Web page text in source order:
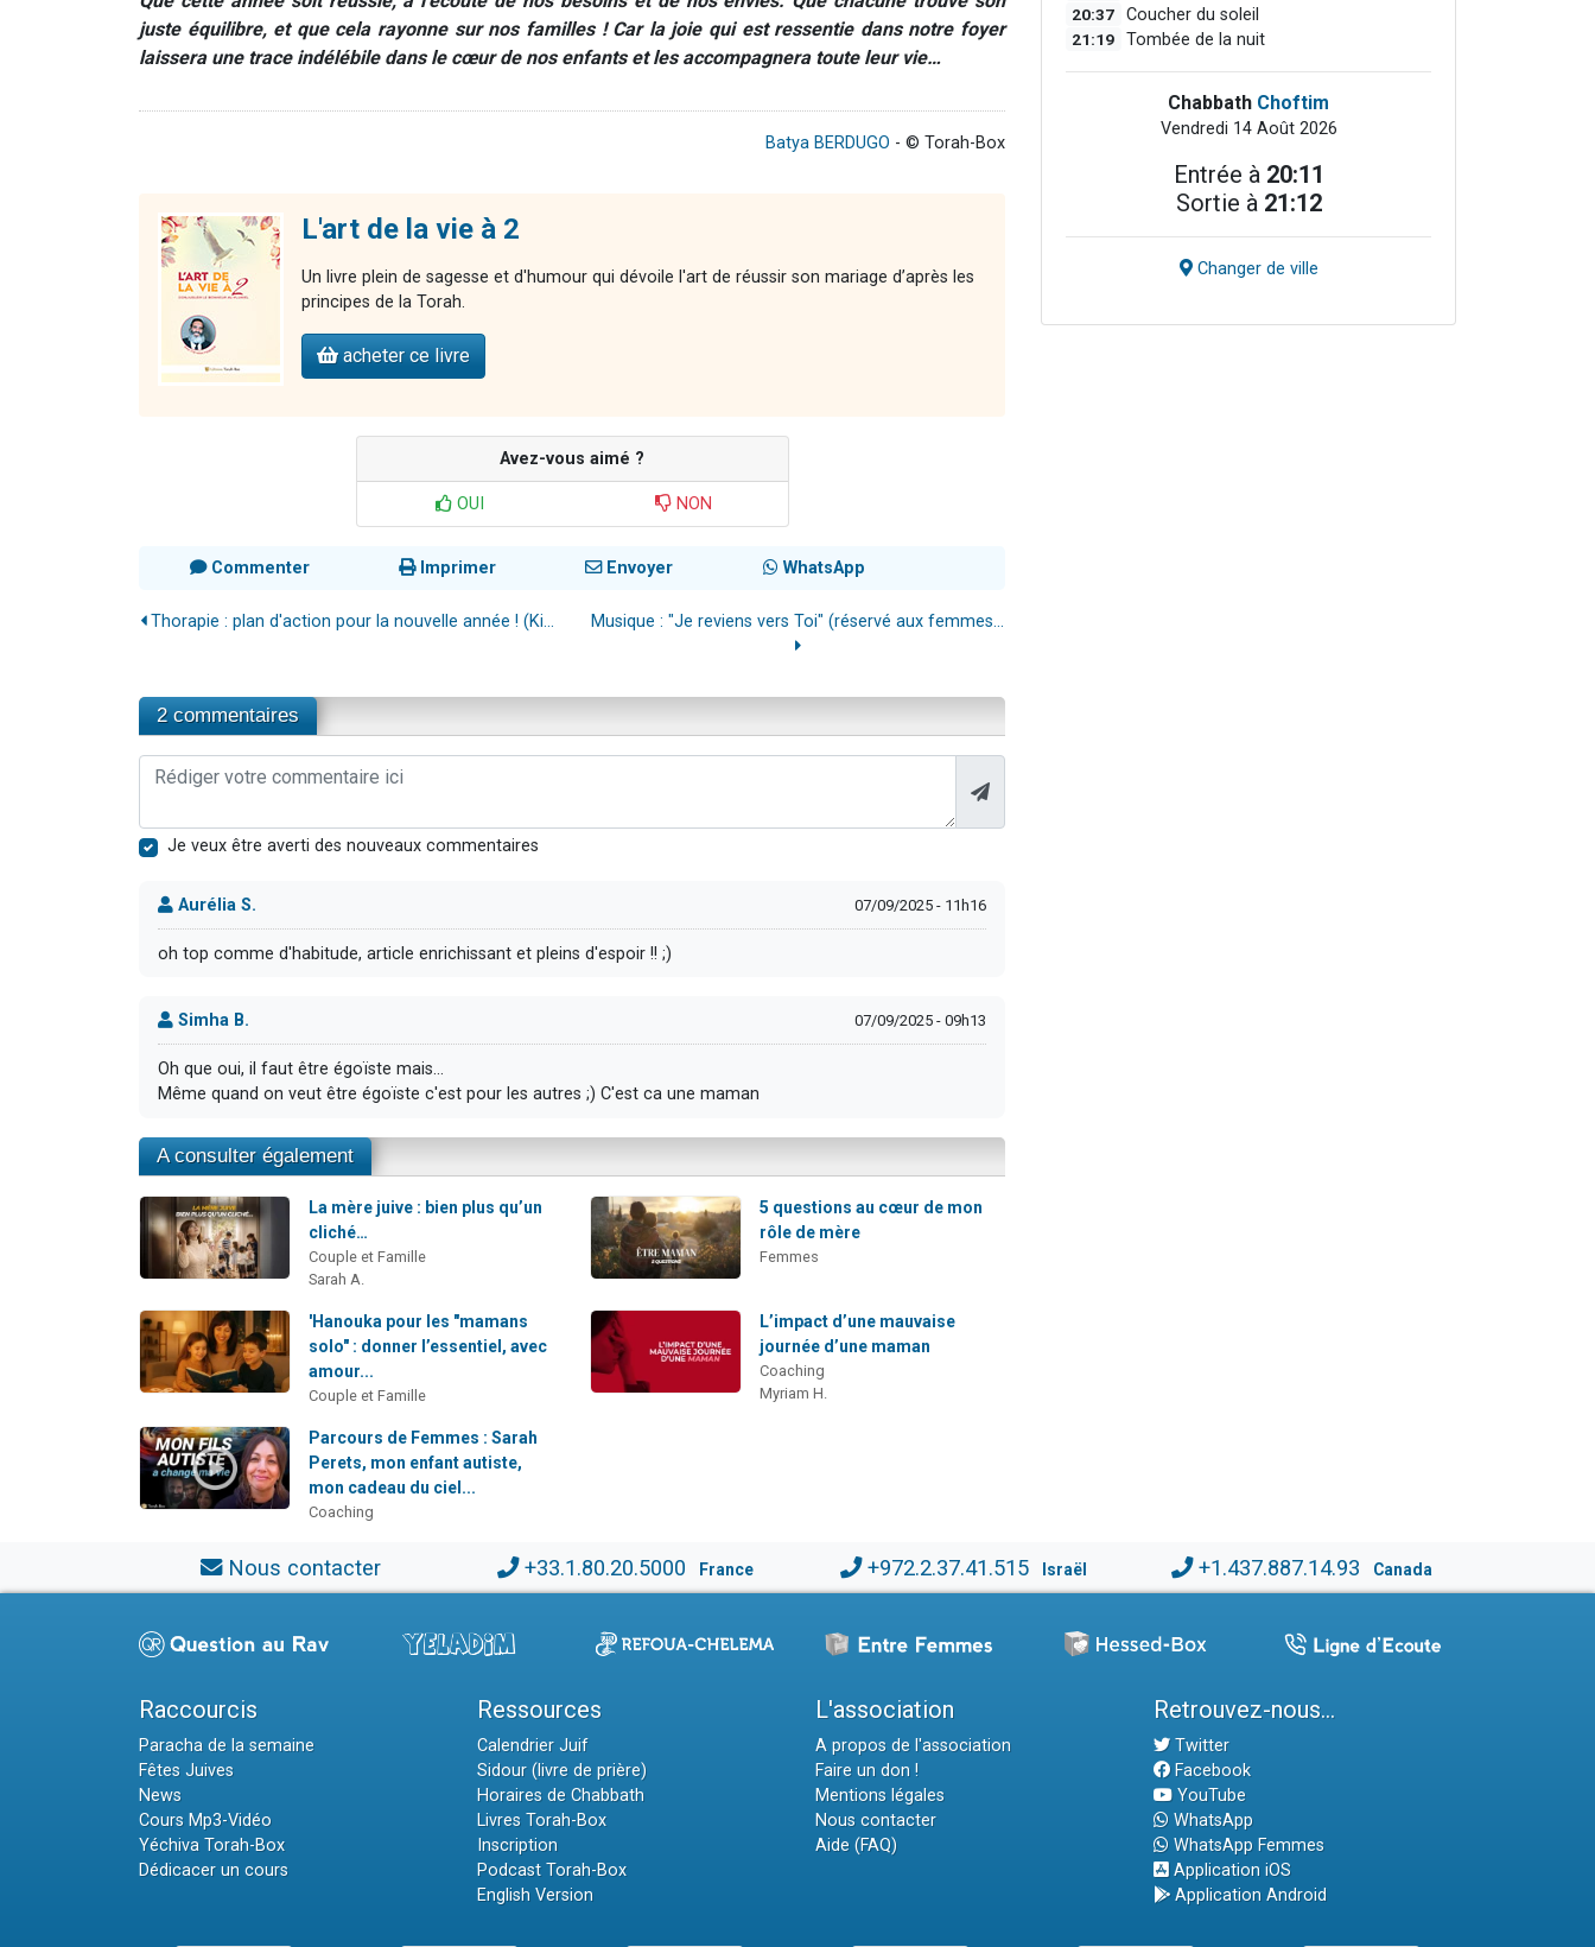
juste équilibre, et que cela rayonne sur nos familles ! Car la joie qui est ressentie dans notre foyer
laissera une trace indélébile dans le cœur de nos enfants et les accompagnera toute leur vie…
Batya BERDUGO - © Torah-Box
L'art de la vie à 2
Un livre plein de sagesse et d'humour qui dévoile l'art de réussir son mariage d’après les
principes de la Torah.
acheter ce livre
Avez-vous aimé ?
OUI NON
Commenter Imprimer Envoyer WhatsApp
Thorapie : plan d'action pour la nouvelle année ! (Ki... Musique : "Je reviens vers Toi" (réservé aux femmes...
2 commentaires
Je veux être averti des nouveaux commentaires
Aurélia S. 07/09/2025 - 11h16
oh top comme d'habitude, article enrichissant et pleins d'espoir !! ;)
Simha B. 07/09/2025 - 09h13
Oh que oui, il faut être égoïste mais...
Même quand on veut être égoïste c'est pour les autres ;) C'est ca une maman
A consulter également
La mère juive : bien plus qu’un
cliché…
Couple et Famille
Sarah A.
5 questions au cœur de mon
rôle de mère
Femmes
'Hanouka pour les "mamans
solo" : donner l’essentiel, avec
amour...
Couple et Famille
L’impact d’une mauvaise
journée d’une maman
Coaching
Myriam H.
Parcours de Femmes : Sarah
Perets, mon enfant autiste,
mon cadeau du ciel...
Coaching
20:37 Coucher du soleil
21:19 Tombée de la nuit
Chabbath Choftim
Vendredi 14 Août 2026
Entrée à 20:11
Sortie à 21:12
Changer de ville
Nous contacter +33.1.80.20.5000 France +972.2.37.41.515 Israël +1.437.887.14.93 Canada
Raccourcis
Paracha de la semaine
Fêtes Juives
News
Cours Mp3-Vidéo
Yéchiva Torah-Box
Dédicacer un cours
Ressources
Calendrier Juif
Sidour (livre de prière)
Horaires de Chabbath
Livres Torah-Box
Inscription
Podcast Torah-Box
English Version
L'association
A propos de l'association
Faire un don !
Mentions légales
Nous contacter
Aide (FAQ)
Retrouvez-nous...
Twitter
Facebook
YouTube
WhatsApp
WhatsApp Femmes
Application iOS
Application Android